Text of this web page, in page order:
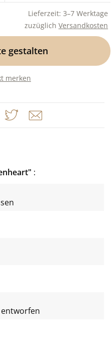
Lieferzeit: 3–7 Werktage
zuzüglich Versandkosten
gestalten
merken
entworfen